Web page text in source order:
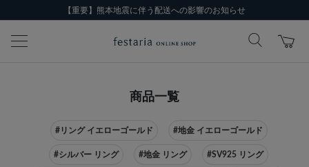
【重要】熊本地震に伴う配送への影響のお知らせ
商品一覧
#リング イエローゴールド #地金 イエローゴールド
#シルバー リング #地金 リング #SV925 リング